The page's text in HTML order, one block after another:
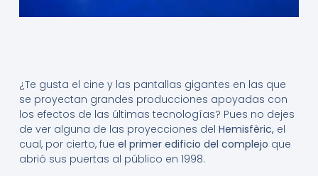
¿Te gusta el cine y las pantallas gigantes en las que
se proyectan grandes producciones apoyadas con
los efectos de las últimas tecnologías? Pues no dejes
de ver alguna de las proyecciones del Hemisfèric,el
cual, por cierto, fue el primer edificio del complejo que
abrió sus puertas al público en 1998.